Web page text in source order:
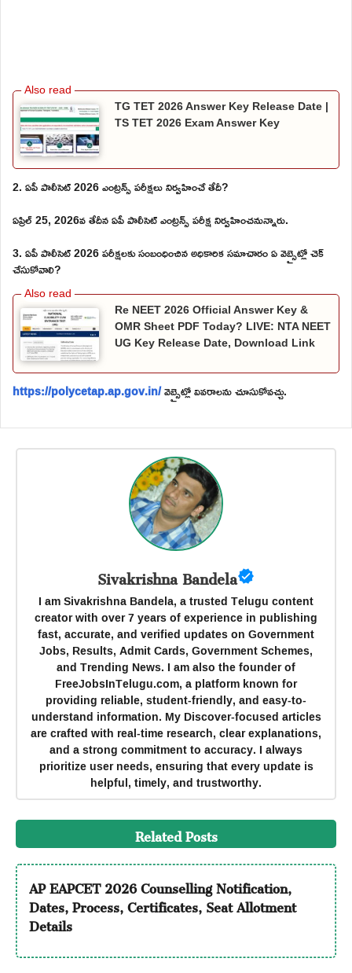
TG TET 2026 Answer Key Release Date |
TS TET 2026 Exam Answer Key
2. ఏపీ పాలీసెట్ 2026 ఎంట్రన్స్ పరీక్షలు నిర్వహించే తేదీ?
ఏప్రిల్ 25, 2026వ తేదీన ఏపీ పాలీసెట్ ఎంట్రన్స్ పరీక్ష నిర్వహించనున్నారు.
3. ఏపీ పాలీసెట్ 2026 పరీక్షలకు సంబంధించిన అధికారిక సమాచారం ఏ వెబ్సైట్లో చెక్
చేసుకోవాలి?
Re NEET 2026 Official Answer Key &
OMR Sheet PDF Today? LIVE: NTA NEET
UG Key Release Date, Download Link
https://polycetap.ap.gov.in/వెబ్సైట్లో వివరాలను చూసుకోవచ్చు.
Sivakrishna Bandela
I am Sivakrishna Bandela, a trusted Telugu content
creator with over 7 years of experience in publishing
fast, accurate, and verified updates on Government
Jobs, Results, Admit Cards, Government Schemes,
and Trending News. I am also the founder of
FreeJobsInTelugu.com, a platform known for
providing reliable, student-friendly, and easy-to-
understand information. My Discover-focused articles
are crafted with real-time research, clear explanations,
and a strong commitment to accuracy. I always
prioritize user needs, ensuring that every update is
helpful, timely, and trustworthy.
Related Posts
AP EAPCET 2026 Counselling Notification,
Dates, Process, Certificates, Seat Allotment
Details